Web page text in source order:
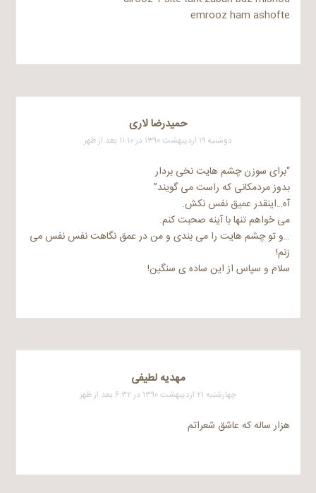
emrooz ham ashofte
حمیدرضا لاری
دوشنبه ۱۹ اردیبهشت ۱۳۹۰ در ۱۱:۱۰ بعد از ظهر
“برای سوزن چشم هایت نخی بردار
بدوز مردمکانی که راست می گویند”
آه…اینقدر عمیق نفس نکش.
می خواهم تنها با آینه صحبت کنم.
…و تو چشم هایت را می بندی و من در عمق نگاهت نفس نفس می
زنم!
سلام و سپاس از این ساده ی سنگین!
مهدیه لطیفی
چهارشنبه ۲۱ اردیبهشت ۱۳۹۰ در ۶:۳۲ بعد از ظهر
هزار ساله که عاشق شعراتم